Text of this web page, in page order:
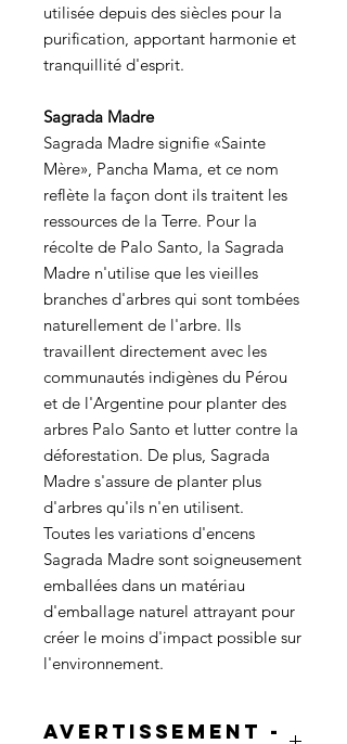
utilisée depuis des siècles pour la
purification, apportant harmonie et
tranquillité d'esprit.
Sagrada Madre
Sagrada Madre signifie «Sainte
Mère», Pancha Mama, et ce nom
reflète la façon dont ils traitent les
ressources de la Terre. Pour la
récolte de Palo Santo, la Sagrada
Madre n'utilise que les vieilles
branches d'arbres qui sont tombées
naturellement de l'arbre. Ils
travaillent directement avec les
communautés indigènes du Pérou
et de l'Argentine pour planter des
arbres Palo Santo et lutter contre la
déforestation. De plus, Sagrada
Madre s'assure de planter plus
d'arbres qu'ils n'en utilisent.
Toutes les variations d'encens
Sagrada Madre sont soigneusement
emballées dans un matériau
d'emballage naturel attrayant pour
créer le moins d'impact possible sur
l'environnement.
AVERTISSEMENT -